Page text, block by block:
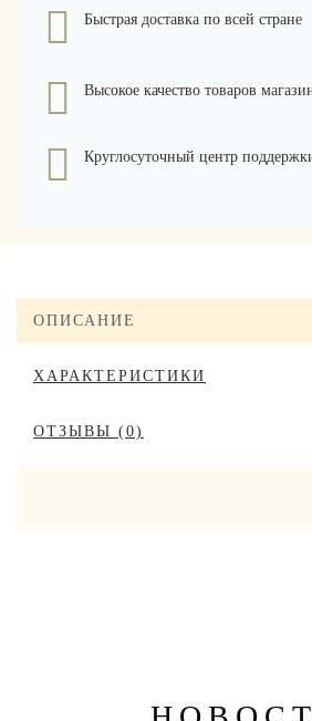
Быстрая доставка по всей стране
Высокое качество товаров
Круглосуточный центр
ОПИСАНИЕ
ХАРАКТЕРИСТИКИ
ОТЗЫВЫ (0)